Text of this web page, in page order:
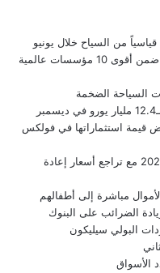
من السياح خلال يونيو
سنغافورة تتصدر جنوب شرق آسيا بجامعتين ضمن أقوى 10 مؤسسات عالمية
السياحة الضخمة
يورو بعد خفض قيمة استثماراتها في فولكس
ميونخ ري الألمانية تخفض توقعات إيرادات 2026 مع تراجع أسعار إعادة
مباشرة إلى أطفالهم
الضرائب على البنوك
البولي سيليكون
الأسواق